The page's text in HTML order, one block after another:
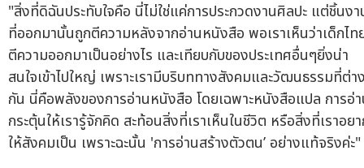
"สิ่งที่ดิฉันประทับใจคือ นี่ไม่ใช่แค่การประกวดงานศิลปะ แต่ชิ้นง
ที่ออกมานั้นถูกตีความหลังจากอ่านหนังสือ พอเราเห็นว่าเด็กไท
ตีความออกมาเป็นอย่างไร และเทียบกับของประเทศอื่นๆยิ่งน่า
สนใจเข้าไปใหญ่ เพราะเรามีบริบททางสังคมและวัฒนธรรมที่ต่า
กัน นี่คือพลังของการอ่านหนังสือ โดยเฉพาะหนังสือแปล การอ่
กระตุ้นให้เรารู้จักคิด สะท้อนสิ่งที่เราเห็นในชีวิต หรือสิ่งที่เราอย
ให้สังคมเป็น เพราะฉะนั้น 'การอ่านสร้างตัวตน’ อย่างแท้จริงค่ะ"